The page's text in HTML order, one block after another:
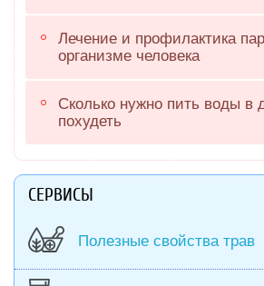
Лечение и профилактика
организме человека
Сколько нужно пить воды в
похудеть
СЕРВИСЫ
Полезные свойства трав